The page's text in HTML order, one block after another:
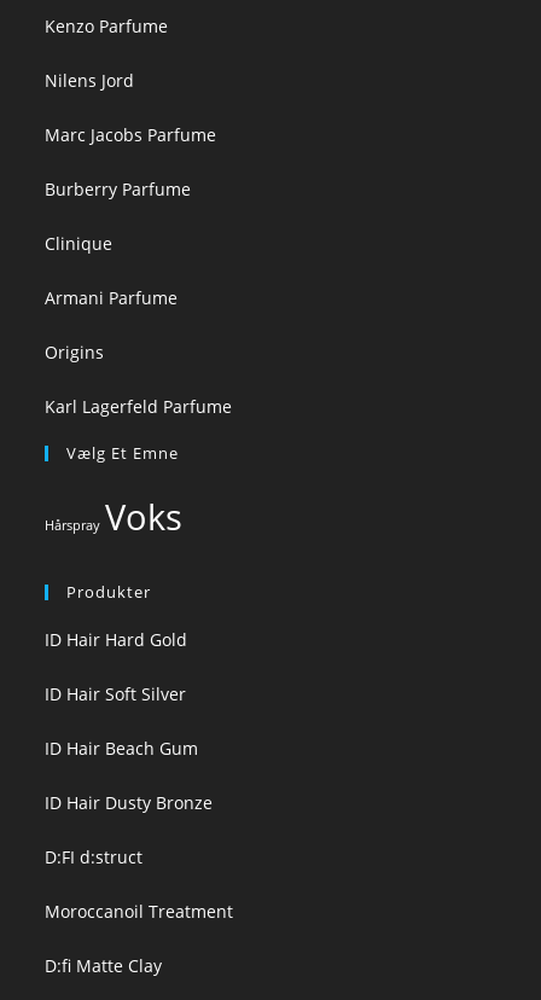
Kenzo Parfume
Nilens Jord
Marc Jacobs Parfume
Burberry Parfume
Clinique
Armani Parfume
Origins
Karl Lagerfeld Parfume
Vælg Et Emne
Hårspray Voks
Produkter
ID Hair Hard Gold
ID Hair Soft Silver
ID Hair Beach Gum
ID Hair Dusty Bronze
D:FI d:struct
Moroccanoil Treatment
D:fi Matte Clay